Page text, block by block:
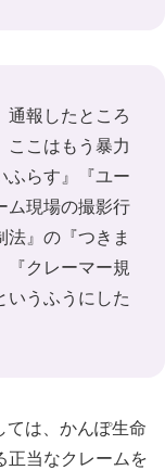
通報したところ
ここはもう暴力
ふらす』『ユー
ム現場の撮影行
』の『つきま
『クレーマー規
いうふうにした
は、かんぽ生命
正当なクレームを